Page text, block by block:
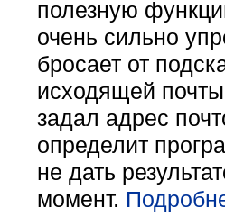
полезную
очень сильно
бросает от
исходящей
задал адрес
определит
не дать
момент.